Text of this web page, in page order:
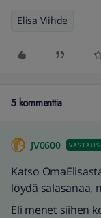
Elisa Viihde
5 kommenttia
JV0600 VASTAUS
Katso
löydä salasanaa,
Eli menet siihen